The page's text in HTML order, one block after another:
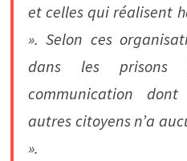
et celles qui réalisent
». Selon ces
dans les prisons
communication
autres citoyens n’a
».